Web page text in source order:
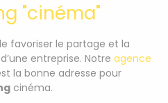
"cinéma"
favoriser le partage et la
entreprise. Notre agence
la bonne adresse pour
cinéma.